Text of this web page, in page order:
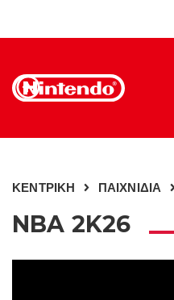
ΚΕΝΤΡΙΚΗ ΠΑΙΧΝΙΔΙΑ
NBA 2K26